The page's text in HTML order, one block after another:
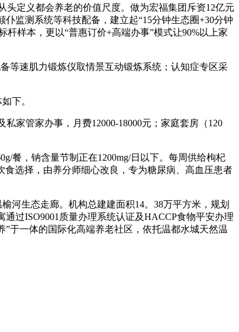
定义都会养老的价值尺度。做为宏福集团斥资12亿元
监测系统等科技配备，建立起“15分钟生态圈+30分钟
样本，更以“普惠订价+高端办事”模式让90%以上家
速肌力锻炼仪取情景互动锻炼系统；认知症专区采
下。
家管家办事，月费12000-18000元；家庭套房（120
，钠含量节制正在1200mg/日以下。每周供给枸杞
选择，由养分师细心改良，专为糖尿病、高血压患者
生态走廊。机构总建建面积14。38万平方米，规划
过ISO9001质量办理系统认证及HACCP食物平安办理
”于一体的国际化高端养老社区，依托温都水城天然温